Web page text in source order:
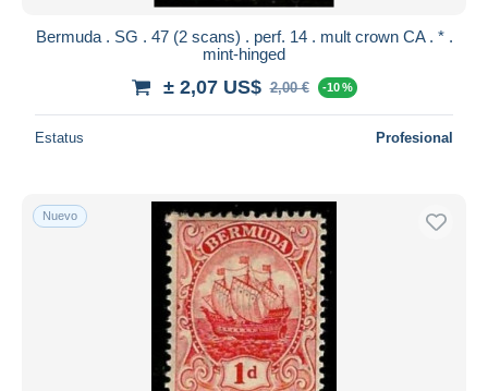
Bermuda . SG . 47 (2 scans) . perf. 14 . mult crown CA . * .
mint-hinged
± 2,07 US$ 2,00 € -10 %
Estatus Profesional
Nuevo